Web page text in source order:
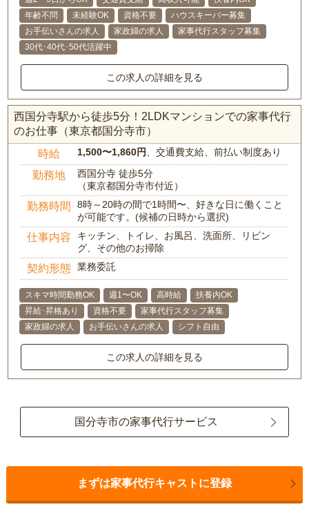
年齢不問
未経験OK 資格不要
ハウスキーパー募集
お手伝いさんの求人
家政婦の求人
家事代行スタッフ募集
30代･40代･50代活躍中
この求人の詳細を見る
西国分寺駅から徒歩5分！2LDKマンションでの家事代行
のお仕事（東京都国分寺市）
時給 1,500〜1,860円 、交通費支給、前払い制度あり
勤務地
西国分寺 徒歩5分
（東京都国分寺市付近）
勤務時間
8時～20時の間で1時間〜、好きな日に働くこと
が可能です。(候補の日時から選択)
仕事内容
キッチン、トイレ、お風呂、洗面所、リビン
グ、その他のお掃除
契約形態 業務委託
スキマ時間勤務OK 週1〜OK 高時給
扶養内OK
昇給･昇格あり
資格不要
家事代行スタッフ募集
家政婦の求人
お手伝いさんの求人 シフト自由
この求人の詳細を見る
国分寺市の家事代行サービス
まずは家事代行キャストに登録